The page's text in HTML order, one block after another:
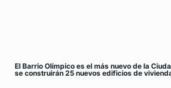
El Barrio Olímpico es el más nuevo de la
se construirán 25 nuevos edificios de